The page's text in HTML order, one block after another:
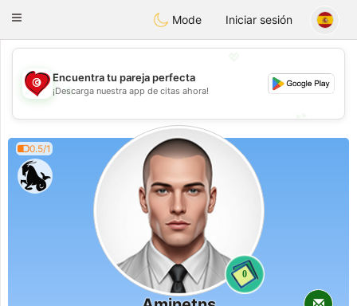
Tunisia Dating
Toggle
Mode Iniciar sesión
💖
💕
Encuentra tu pareja perfecta
¡Descarga nuestra app de citas ahora!
0.5/1
0